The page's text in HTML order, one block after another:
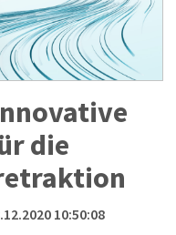
die
10:50:08